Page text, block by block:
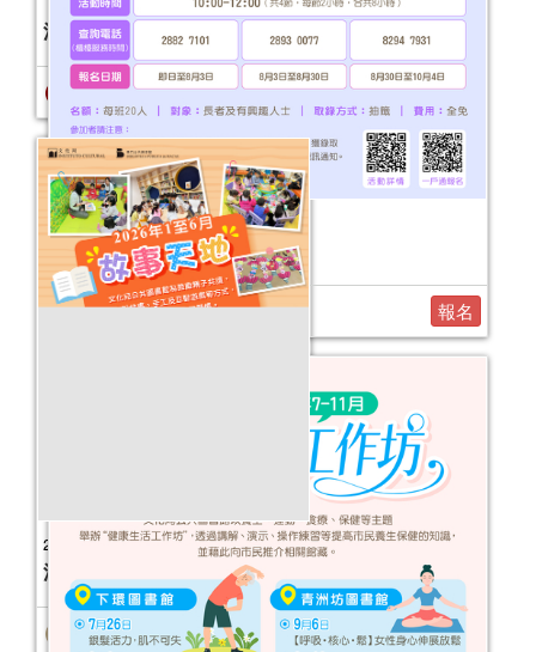
2026年“圖書館e學堂”
活動日期：2026年08月08日
報名
活動日期： 2026年01月03日
報名結束
2026年故事天地 (1-6月)
活動日期： 2026年01月03日